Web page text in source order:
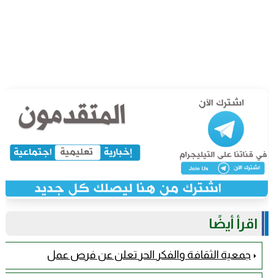
اقرأ أيضًا
جمعية الثقافة والفكر الحر تعلن عن فرص عمل